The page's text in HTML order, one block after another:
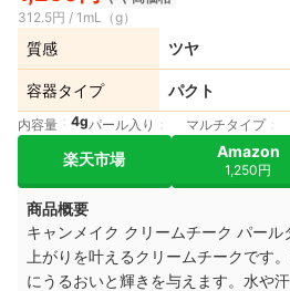
312.5円 / 1mL（g）
質感 ツヤ
容器タイプ パクト
内容量 4gパール入り マルチタイプ
楽天市場 Amazon
1,250円
商品概要
キャンメイク クリームチーク パー
上がりを叶えるクリームチークです
にうるおいと輝きを与えます。水や